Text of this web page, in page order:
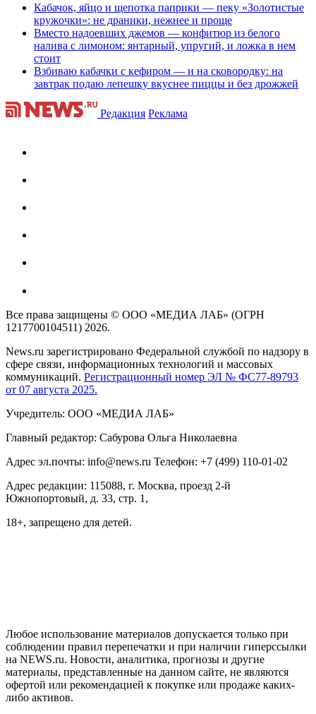
Кабачок, яйцо и щепотка паприки — пеку «Золотистые
кружочки»: не драники, нежнее и проще
Вместо надоевших джемов — конфитюр из белого
налива с лимоном: янтарный, упругий, и ложка в нем
стоит
Взбиваю кабачки с кефиром — и на сковородку: на
завтрак подаю лепешку вкуснее пиццы и без дрожжей
Редакция Реклама
Все права защищены © ООО «МЕДИА ЛАБ» (ОГРН
1217700104511) 2026.
News.ru зарегистрировано Федеральной службой по надзору в
сфере связи, информационных технологий и массовых
коммуникаций. Регистрационный номер ЭЛ № ФС77-89793
от 07 августа 2025.
Учредитель: ООО «МЕДИА ЛАБ»
Главный редактор: Сабурова Ольга Николаевна
Адрес эл.почты: info@news.ru Телефон: +7 (499) 110-01-02
Адрес редакции: 115088, г. Москва, проезд 2-й
Южнопортовый, д. 33, стр. 1,
18+, запрещено для детей.
Любое использование материалов допускается только при
соблюдении правил перепечатки и при наличии гиперссылки
на NEWS.ru. Новости, аналитика, прогнозы и другие
материалы, представленные на данном сайте, не являются
офертой или рекомендацией к покупке или продаже каких-
либо активов.